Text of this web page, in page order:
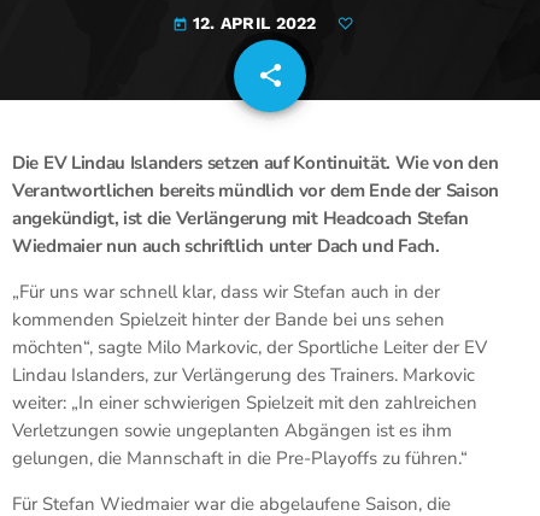
today 12. APRIL 2022
share
email
Die EV Lindau Islanders setzen auf Kontinuität. Wie von den
Verantwortlichen bereits mündlich vor dem Ende der Saison
angekündigt, ist die Verlängerung mit Headcoach Stefan
Wiedmaier nun auch schriftlich unter Dach und Fach.
„Für uns war schnell klar, dass wir Stefan auch in der
kommenden Spielzeit hinter der Bande bei uns sehen
möchten“, sagte Milo Markovic, der Sportliche Leiter der EV
Lindau Islanders, zur Verlängerung des Trainers. Markovic
weiter: „In einer schwierigen Spielzeit mit den zahlreichen
Verletzungen sowie ungeplanten Abgängen ist es ihm
gelungen, die Mannschaft in die Pre-Playoffs zu führen.“
Für Stefan Wiedmaier war die abgelaufene Saison, die